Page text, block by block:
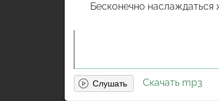
Бесконечно наслаждаться
Скачать mp3